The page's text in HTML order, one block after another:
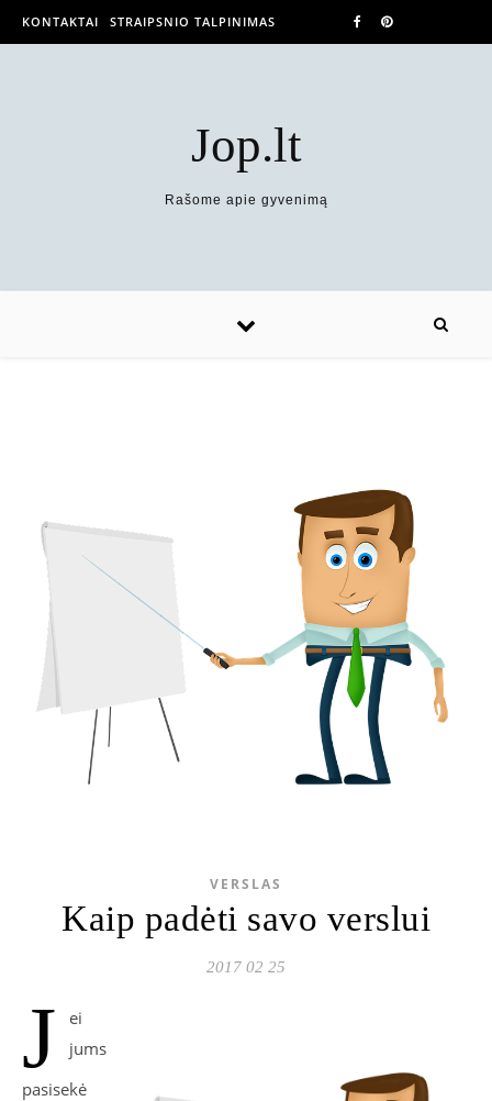
KONTAKTAI STRAIPSNIO TALPINIMAS
Jop.lt
Rašome apie gyvenimą
VERSLAS
Kaip padėti savo verslui
2017 02 25
J
ei
jums
pasisekė